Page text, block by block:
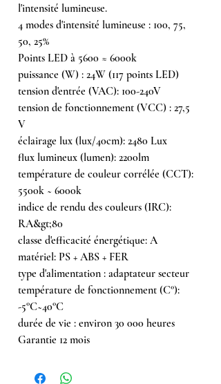
l'intensité lumineuse.
4 modes d'intensité lumineuse : 100, 75,
50, 25%
Points LED à 5600 ≈ 6000k
puissance (W) : 24W (117 points LED)
tension d'entrée (VAC): 100-240V
tension de fonctionnement (VCC) : 27,5
V
éclairage lux (lux/40cm): 2480 Lux
flux lumineux (lumen): 2200lm
température de couleur corrélée (CCT):
5500k ~ 6000k
indice de rendu des couleurs (IRC):
RA&gt;80
classe d'efficacité énergétique: A
matériel: PS + ABS + FER
type d'alimentation : adaptateur secteur
température de fonctionnement (C°):
-5°C~40°C
durée de vie : environ 30 000 heures
Garantie 12 mois